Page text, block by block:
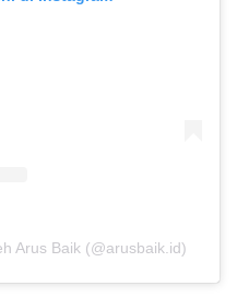
Arus Baik (@arusbaik.id)